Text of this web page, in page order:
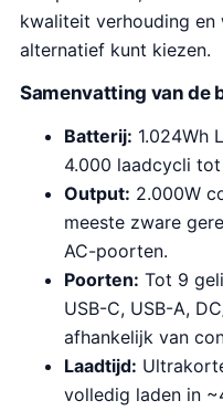
kwaliteit verhouding en
alternatief kunt kiezen.
Samenvatting van de
Batterij: 1.024Wh
4.000 laadcycli
Output: 2.000W
meeste zware
AC-poorten.
Poorten: Tot 9
USB-C, USB-A,
afhankelijk van
Laadtijd:
volledig laden in